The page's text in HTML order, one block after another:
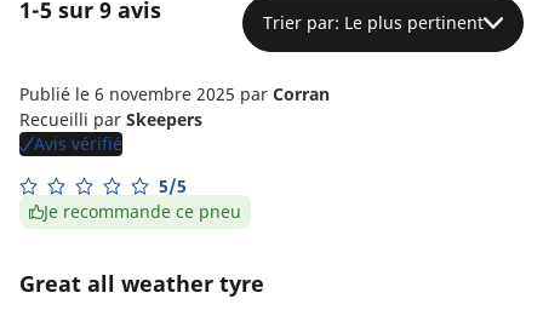
1-5 sur 9 avis Trier par: Le plus pertinent
Publié le 6 novembre 2025 par Corran
Recueilli par Skeepers
Avis vérifié
5/5
Je recommande ce pneu
Great all weather tyre